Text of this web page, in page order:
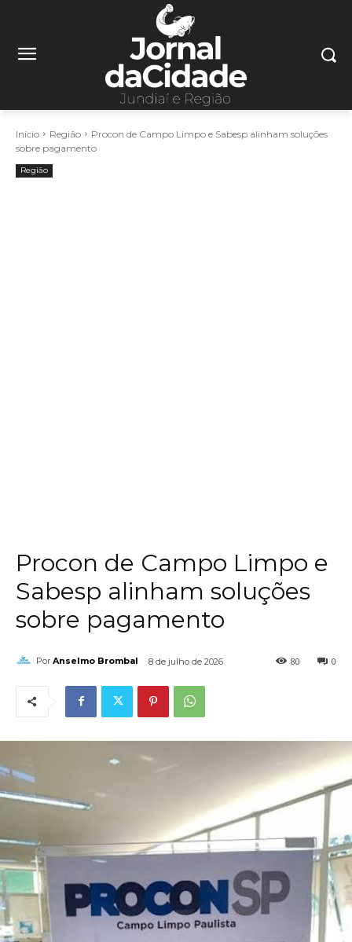
Início Região
Procon de Campo Limpo e Sabesp alinham soluções
sobre pagamento
Região
Procon de Campo Limpo e
Sabesp alinham soluções
sobre pagamento
Por Anselmo Brombal 8 de julho de 2026 0
80